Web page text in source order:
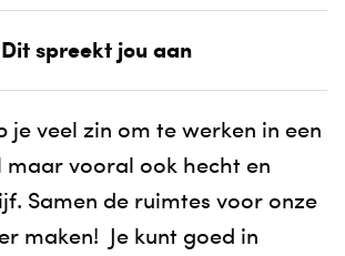
Dit spreekt jou aan
je veel zin om te werken in een
maar vooral ook hecht en
Samen de ruimtes voor onze
maken! Je kunt goed in